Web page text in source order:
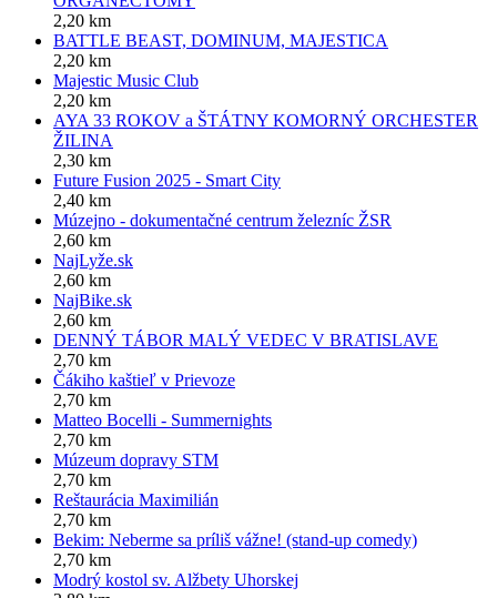
2,20 km
BATTLE BEAST, DOMINUM, MAJESTICA
2,20 km
Majestic Music Club
2,20 km
AYA 33 ROKOV a ŠTÁTNY KOMORNÝ ORCHESTER
ŽILINA
2,30 km
Future Fusion 2025 - Smart City
2,40 km
Múzejno - dokumentačné centrum železníc ŽSR
2,60 km
NajLyže.sk
2,60 km
NajBike.sk
2,60 km
DENNÝ TÁBOR MALÝ VEDEC V BRATISLAVE
2,70 km
Čákiho kaštieľ v Prievoze
2,70 km
Matteo Bocelli - Summernights
2,70 km
Múzeum dopravy STM
2,70 km
Reštaurácia Maximilián
2,70 km
Bekim: Neberme sa príliš vážne! (stand-up comedy)
2,70 km
Modrý kostol sv. Alžbety Uhorskej